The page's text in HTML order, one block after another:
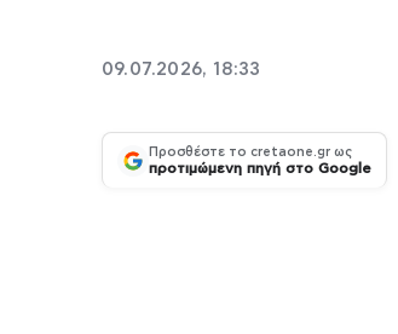
09.07.2026, 18:33
Προσθέστε το cretaone.gr ως
προτιμώμενη πηγή στο Google